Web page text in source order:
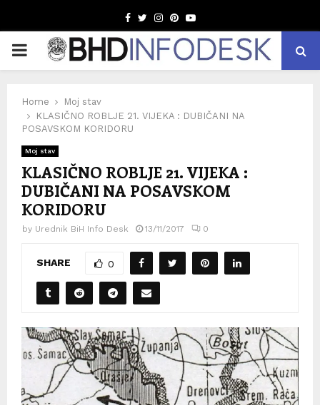
Facebook
TwitterInstagram
Pinterest
Youtube
PRIMARY
Home
Moj stav
KLASIČNO ROBLJE 21. VIJEKA : DUBIČANI NA
POSAVSKOM KORIDORU
Moj stav
KLASIČNO ROBLJE 21. VIJEKA :
DUBIČANI NA POSAVSKOM
KORIDORU
by Urednik BiH Info Desk 13/11/2017 0
SHARE 0